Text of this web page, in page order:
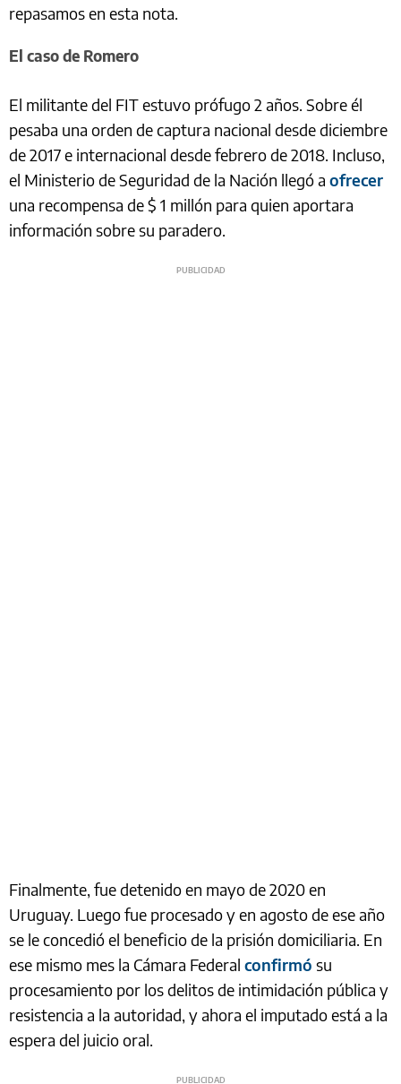
repasamos en esta nota.
El caso de Romero
El militante del FIT estuvo prófugo 2 años. Sobre él
pesaba una orden de captura nacional desde diciembre
de 2017 e internacional desde febrero de 2018. Incluso,
el Ministerio de Seguridad de la Nación llegó a ofrecer
una recompensa de $ 1 millón para quien aportara
información sobre su paradero.
Finalmente, fue detenido en mayo de 2020 en
Uruguay. Luego fue procesado y en agosto de ese año
se le concedió el beneficio de la prisión domiciliaria. En
ese mismo mes la Cámara Federal confirmó su
procesamiento por los delitos de intimidación pública y
resistencia a la autoridad, y ahora el imputado está a la
espera del juicio oral.